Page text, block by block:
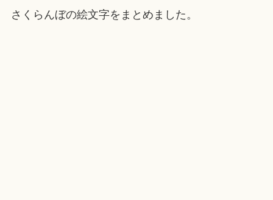
さくらんぼの絵文字をまとめました。